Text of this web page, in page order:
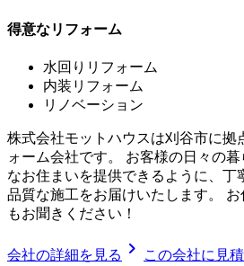
得意なリフォーム
水回りリフォーム
内装リフォーム
リノベーション
株式会社モットハウスは刈谷市に拠
ォーム会社です。 お客様の日々の
なお住まいを提供できるように、丁
品質な施工をお届けいたします。
もお聞きください！
会社の詳細を見る chevron_right この会社に見